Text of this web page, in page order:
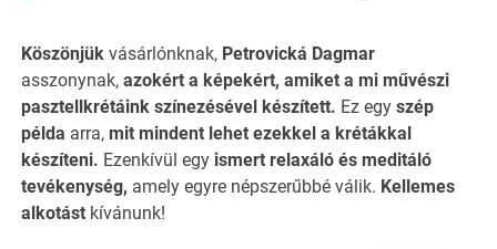
Köszönjük vásárlónknak, Petrovická Dagmar
asszonynak, azokért a képekért, amiket a mi művészi
pasztellkrétáink színezésével készített. Ez egy szép
példa arra, mit mindent lehet ezekkel a krétákkal
készíteni. Ezenkívül egy ismert relaxáló és meditáló
tevékenység, amely egyre népszerűbbé válik. Kellemes
alkotást kívánunk!